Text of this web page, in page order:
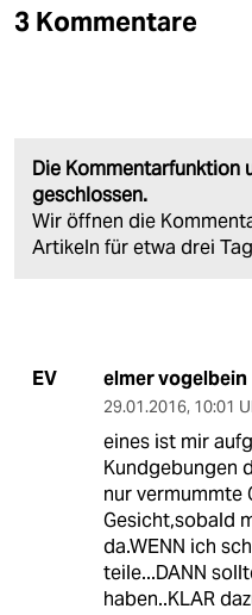
3 Kommentare
Die Kommentarfunktion
geschlossen.
Wir öffnen die
Artikeln für etwa drei
EV elmer vogelbein
29.01.2016, 10:01
eines ist mir
Kundgebungen
nur vermummte
Gesicht,sobald
da.WENN ich
teile...DANN
haben..KLAR